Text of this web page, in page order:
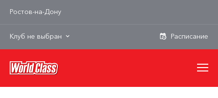
Ростов-на-Дону
Клуб не выбран